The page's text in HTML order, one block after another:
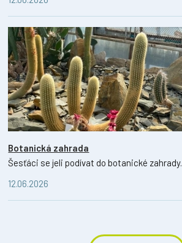
Botanická zahrada
Šesťáci se jeli podívat do botanické zahrady.
12.06.2026